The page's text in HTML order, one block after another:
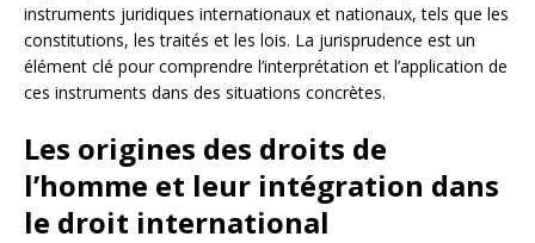
instruments juridiques internationaux et nationaux, tels que les
constitutions, les traités et les lois. La jurisprudence est un
élément clé pour comprendre l’interprétation et l’application de
ces instruments dans des situations concrètes.
Les origines des droits de
l’homme et leur intégration dans
le droit international